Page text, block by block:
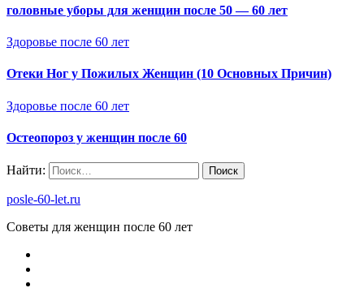
головные уборы для женщин после 50 — 60 лет
Здоровье после 60 лет
Отеки Ног у Пожилых Женщин (10 Основных Причин)
Здоровье после 60 лет
Остеопороз у женщин после 60
Найти:
posle-60-let.ru
Советы для женщин после 60 лет